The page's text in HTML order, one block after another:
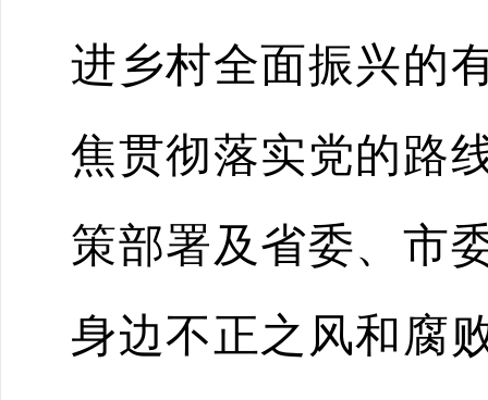
进乡村全面振兴的
焦贯彻落实党的路
策部署及省委、市
身边不正之风和腐